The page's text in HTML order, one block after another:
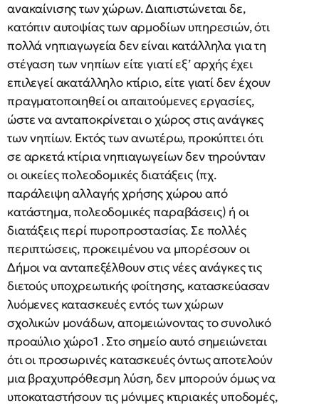
ανακαίνισης των χώρων. Διαπιστώνεται δε,
κατόπιν αυτοψίας των αρμοδίων υπηρεσιών, ότι
πολλά νηπιαγωγεία δεν είναι κατάλληλα για τη
στέγαση των νηπίων είτε γιατί εξ’ αρχής έχει
επιλεγεί ακατάλληλο κτίριο, είτε γιατί δεν έχουν
πραγματοποιηθεί οι απαιτούμενες εργασίες,
ώστε να ανταποκρίνεται ο χώρος στις ανάγκες
των νηπίων. Εκτός των ανωτέρω, προκύπτει ότι
σε αρκετά κτίρια νηπιαγωγείων δεν τηρούνταν
οι οικείες πολεοδομικές διατάξεις (πχ.
παράλειψη αλλαγής χρήσης χώρου από
κατάστημα, πολεοδομικές παραβάσεις) ή οι
διατάξεις περί πυροπροστασίας. Σε πολλές
περιπτώσεις, προκειμένου να μπορέσουν οι
Δήμοι να ανταπεξέλθουν στις νέες ανάγκες τις
διετούς υποχρεωτικής φοίτησης, κατασκεύασαν
λυόμενες κατασκευές εντός των χώρων
σχολικών μονάδων, απομειώνοντας το συνολικό
προαύλιο χώρο1 . Στο σημείο αυτό σημειώνεται
ότι οι προσωρινές κατασκευές όντως αποτελούν
μια βραχυπρόθεσμη λύση, δεν μπορούν όμως να
υποκαταστήσουν τις μόνιμες κτιριακές υποδομές,